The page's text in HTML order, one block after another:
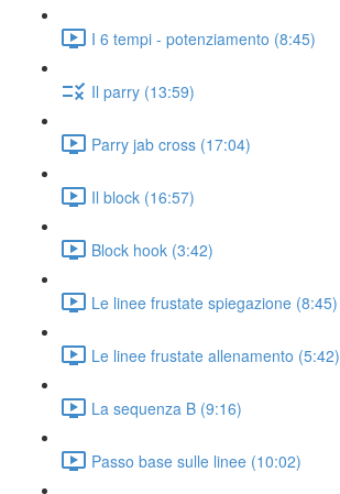
I 6 tempi - potenziamento (8:45)
Il parry (13:59)
Parry jab cross (17:04)
Il block (16:57)
Block hook (3:42)
Le linee frustate spiegazione (8:45)
Le linee frustate allenamento (5:42)
La sequenza B (9:16)
Passo base sulle linee (10:02)